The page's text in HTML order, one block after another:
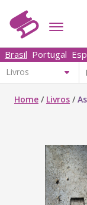
Brasil Portugal
Home / Livros /